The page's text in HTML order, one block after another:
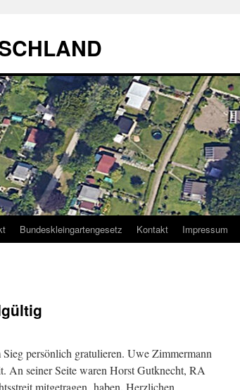
Bundeskleingartengesetz Kontakt Impressum
persönlich gratulieren. Uwe Zimmermann
An seiner Seite waren Horst Gutknecht, RA
mitgetragen haben. Herzlichen